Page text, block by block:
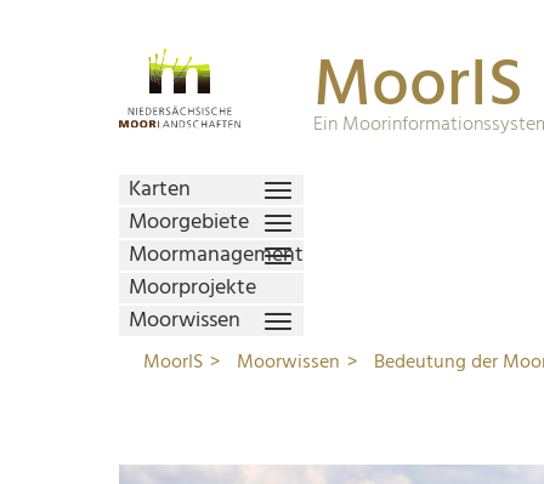
MoorIS
Ein
Karten
Moorgebiete
Moormanagement
Moorprojekte
Moorwissen
MoorIS Moorwissen Bedeutung der